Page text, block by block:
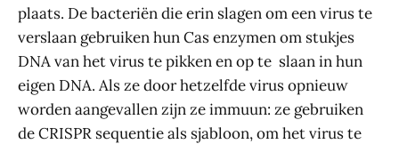
plaats. De bacteriën die erin slagen om een virus te
verslaan gebruiken hun Cas enzymen om stukjes
DNA van het virus te pikken en op te slaan in hun
eigen DNA. Als ze door hetzelfde virus opnieuw
worden aangevallen zijn ze immuun: ze gebruiken
de CRISPR sequentie als sjabloon, om het virus te